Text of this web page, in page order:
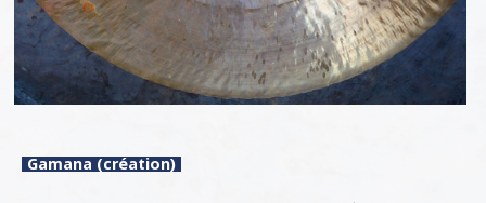
Gamana (création)